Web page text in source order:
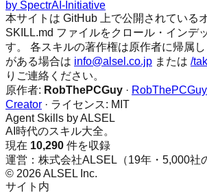
by SpectrAI-Initiative
本サイトは GitHub 上で公開されている
SKILL.md ファイルをクロール・インデ
す。 各スキルの著作権は原作者に帰属
がある場合は info@alsel.co.jp または /
りご連絡ください。
原作者: RobThePCGuy ·
Creator · ライセンス: MIT
Agent Skills by ALSEL
AI時代のスキル大全。
現在 10,290 件を収録
運営：株式会社ALSEL（19年・5,000社
© 2026 ALSEL Inc.
サイト内